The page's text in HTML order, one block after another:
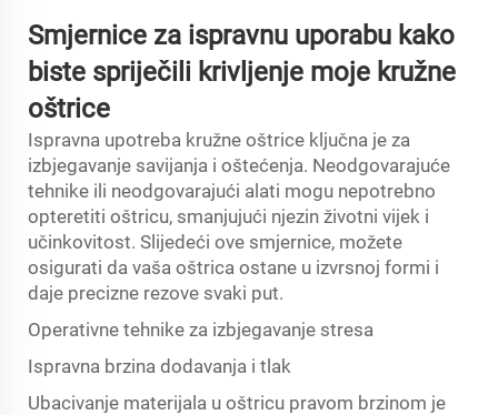
Smjernice za ispravnu uporabu kako
biste spriječili krivljenje moje kružne
oštrice
Ispravna upotreba kružne oštrice ključna je za
izbjegavanje savijanja i oštećenja. Neodgovarajuće
tehnike ili neodgovarajući alati mogu nepotrebno
opteretiti oštricu, smanjujući njezin životni vijek i
učinkovitost. Slijedeći ove smjernice, možete
osigurati da vaša oštrica ostane u izvrsnoj formi i
daje precizne rezove svaki put.
Operativne tehnike za izbjegavanje stresa
Ispravna brzina dodavanja i tlak
Ubacivanje materijala u oštricu pravom brzinom je